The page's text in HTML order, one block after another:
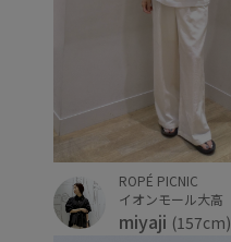
ROPÉ PICNIC
イオンモール大高
miyaji (157cm)